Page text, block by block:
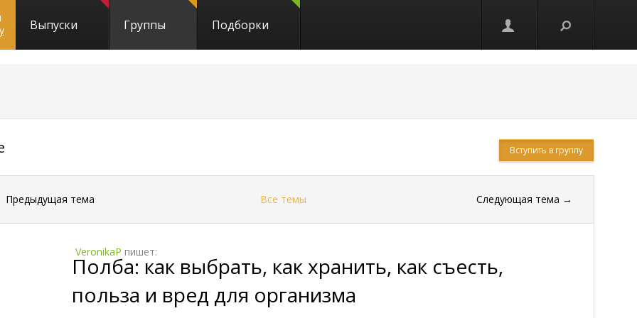
Выпуски Группы Подборки
Вступить в группу
Предыдущая тема Все темы Следующая тема →
VeronikaP пишет:
Полба: как выбрать, как хранить, как съесть,
польза и вред для организма